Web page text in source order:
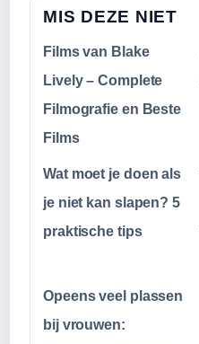
MIS DEZE NIET
Films van Blake
Lively – Complete
Filmografie en Beste
Films
Wat moet je doen als
je niet kan slapen? 5
praktische tips
Opeens veel plassen
bij vrouwen: